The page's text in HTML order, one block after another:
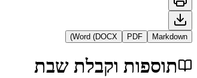
Markdown
PDF
Word (DOCX)
תוספות וקבלת שבת